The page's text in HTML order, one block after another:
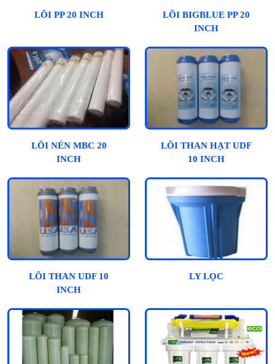
LÕI PP 20 INCH
LÕI BIGBLUE PP 20
INCH
LÕI NÉN MBC 20
INCH
LÕI THAN HẠT UDF
10 INCH
LÕI THAN UDF 10
INCH
LY LỌC